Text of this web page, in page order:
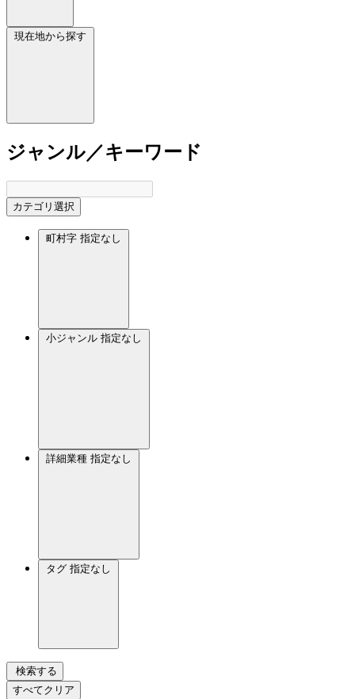
現在地から探す
ジャンル／キーワード
カテゴリ選択
町村字 指定なし
小ジャンル 指定なし
詳細業種 指定なし
タグ 指定なし
検索する
すべてクリア